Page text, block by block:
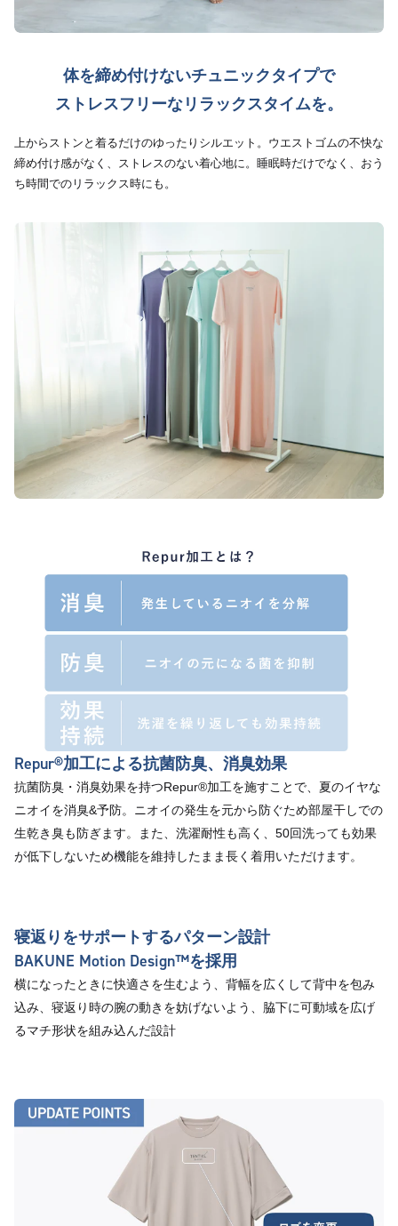
体を締め付けないチュニックタイプで
ストレスフリーなリラックスタイムを。
上からストンと着るだけのゆったりシルエット。ウエストゴムの不快な
締め付け感がなく、ストレスのない着心地に。睡眠時だけでなく、おう
ち時間でのリラックス時にも。
Repur®︎加工による抗菌防臭、消臭効果
抗菌防臭・消臭効果を持つRepur®加工を施すことで、夏のイヤな
ニオイを消臭&予防。ニオイの発生を元から防ぐため部屋干しでの
生乾き臭も防ぎます。また、洗濯耐性も高く、50回洗っても効果
が低下しないため機能を維持したまま長く着用いただけます。
寝返りをサポートするパターン設計
BAKUNE Motion Design™︎を採用
横になったときに快適さを生むよう、背幅を広くして背中を包み
込み、寝返り時の腕の動きを妨げないよう、脇下に可動域を広げ
るマチ形状を組み込んだ設計